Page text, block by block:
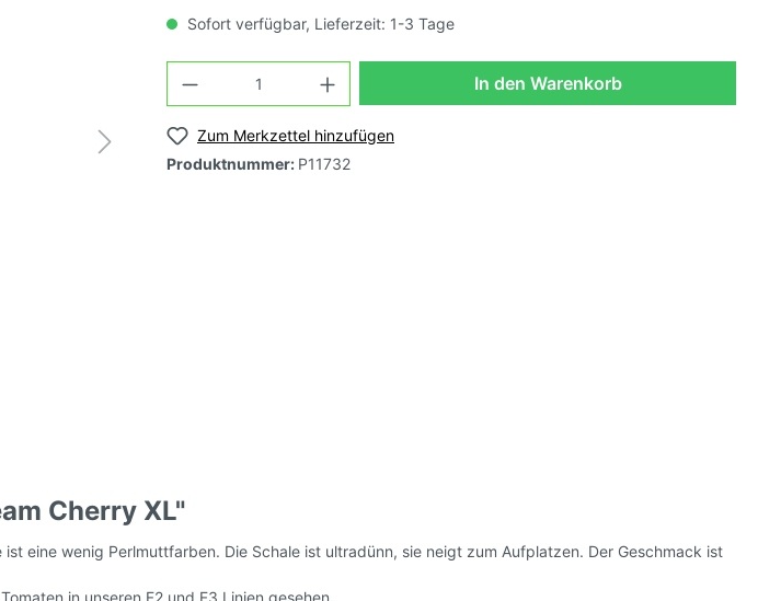
Tomatensamen, rosé/rosa,
großfruchtig
Tomatensamen, grün,
großfruchtig
Sofort verfügbar, Lieferzeit: 1-3 Tage
In den Warenkorb
Zum Merkzettel hinzufügen
Produktnummer: P11732
Cherry XL"
eine wenig Perlmuttfarben. Die Schale ist ultradünn, sie neigt zum Aufplatzen. Der Geschmack ist
in unseren F2 und F3 Linien gesehen.